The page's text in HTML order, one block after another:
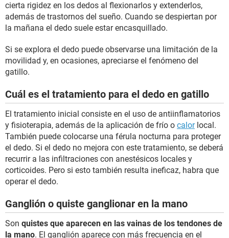
cierta rigidez en los dedos al flexionarlos y extenderlos,
además de trastornos del sueño. Cuando se despiertan por
la mañana el dedo suele estar encasquillado.
Si se explora el dedo puede observarse una limitación de la
movilidad y, en ocasiones, apreciarse el fenómeno del
gatillo.
Cuál es el tratamiento para el dedo en gatillo
El tratamiento inicial consiste en el uso de antiinflamatorios
y fisioterapia, además de la aplicación de frío o calorlocal.
También puede colocarse una férula nocturna para proteger
el dedo. Si el dedo no mejora con este tratamiento, se deberá
recurrir a las infiltraciones con anestésicos locales y
corticoides. Pero si esto también resulta ineficaz, habra que
operar el dedo.
Ganglión o quiste ganglionar en la mano
Son quistes que aparecen en las vainas de los tendones de
la mano. El ganglión aparece con más frecuencia en el